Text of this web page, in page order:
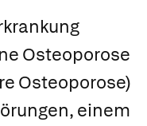
Osteoporose
Osteoporose)
einem